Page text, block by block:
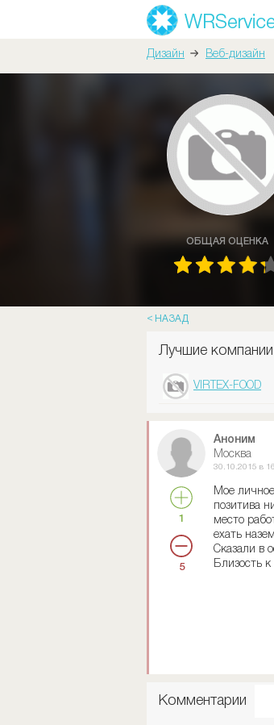
Дизайн Веб-дизайн
ОБЩАЯ ОЦЕНКА
НАЗАД
Лучшие компании
VIRTEX-FOOD
1
5
Аноним
Москва
30.10.2015 в
Мое
позитива
место
ехать
Сказали в
Близость
Комментарии